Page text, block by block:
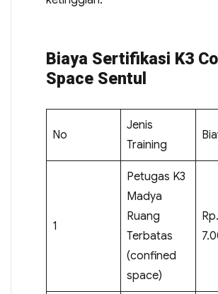
Biaya Sertifikasi K3
Space Sentul
No
Jenis
Training
1
Petugas K3
Madya
Ruang
Terbatas
(confined
space)
Rp.